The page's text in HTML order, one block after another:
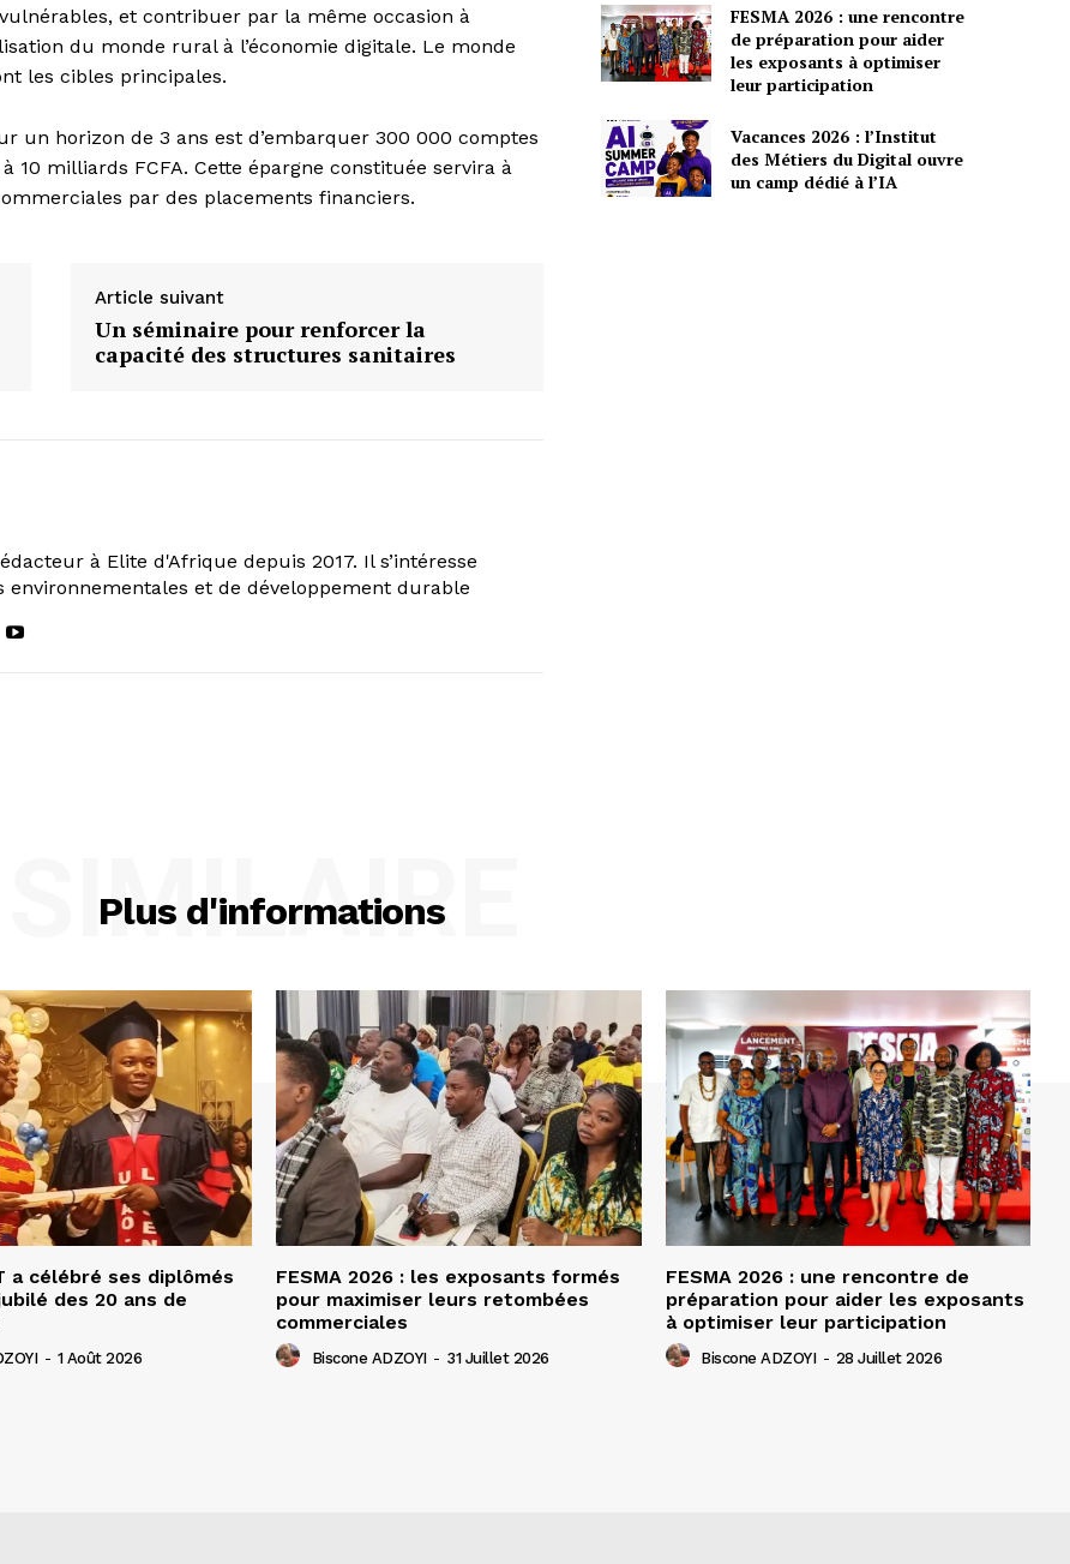
et contribuer par la même occasion à
du monde rural à l’économie digitale. Le monde
les cibles principales.
un horizon de 3 ans est d’embarquer 300 000 comptes
10 milliards FCFA. Cette épargne constituée servira à
par des placements financiers.
Article suivant
Un séminaire pour renforcer la
capacité des structures sanitaires
à Elite d'Afrique depuis 2017. Il s’intéresse
et de développement durable
FESMA 2026 : une rencontre
de préparation pour aider
les exposants à optimiser
leur participation
Vacances 2026 : l’Institut
des Métiers du Digital ouvre
un camp dédié à l’IA
Plus d'informations
SIMILAIRE
a célébré ses diplômés
des 20 ans de
- 1 Août 2026
FESMA 2026 : les exposants formés
pour maximiser leurs retombées
commerciales
Biscone ADZOYI - 31 Juillet 2026
FESMA 2026 : une rencontre de
préparation pour aider les exposants
à optimiser leur participation
Biscone ADZOYI - 28 Juillet 2026